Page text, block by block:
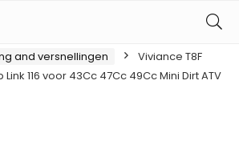
and versnellingen
Viviance T8F
116 voor 43Cc 47Cc 49Cc Mini Dirt ATV